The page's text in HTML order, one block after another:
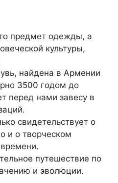
предмет одежды, а
культуры,
найдена в Армении
3500 годом до
перед нами завесу в
свидетельствует о
и о творческом
путешествие по
и эволюции.